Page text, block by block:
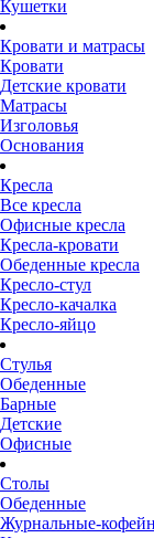
Кушетки
Кровати и матрасы
Кровати
Детские кровати
Матрасы
Изголовья
Основания
Кресла
Все кресла
Офисные кресла
Кресла-кровати
Обеденные кресла
Кресло-стул
Кресло-качалка
Кресло-яйцо
Стулья
Обеденные
Барные
Детские
Офисные
Столы
Обеденные
Журнальные-